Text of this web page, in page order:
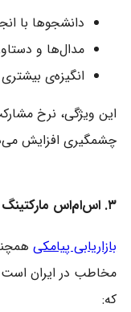
دانشجوها با
مدال‌ها و
انگیزه‌ی
این ویژگی، نرخ
چشمگیری افزایش
۳. اس‌ام‌اس مارکتینگ (SMS Marketing)
بازاریابی پیامکی
مخاطب در ایران
که: